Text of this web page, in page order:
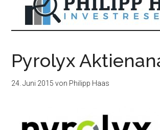
Pyrolyx
24. Juni 2015 von Philipp Haas